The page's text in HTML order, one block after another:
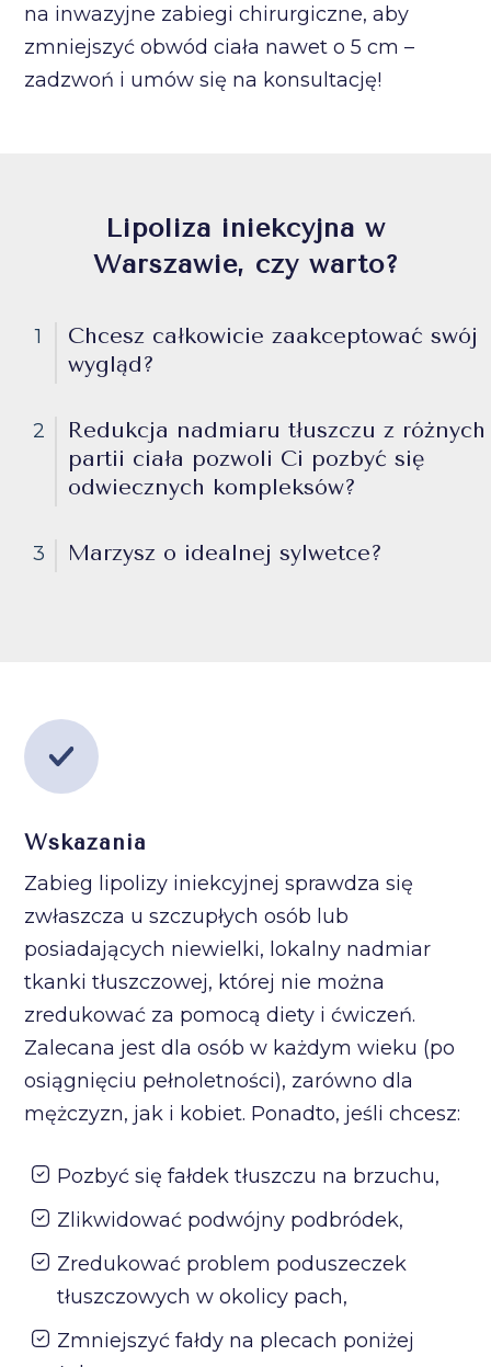
na inwazyjne zabiegi chirurgiczne, aby
zmniejszyć obwód ciała nawet o 5 cm –
zadzwoń i umów się na konsultację!
Lipoliza iniekcyjna w
Warszawie, czy warto?
1
Chcesz całkowicie zaakceptować swój
wygląd?
2
Redukcja nadmiaru tłuszczu z różnych
partii ciała pozwoli Ci pozbyć się
odwiecznych kompleksów?
3 Marzysz o idealnej sylwetce?
Wskazania
Zabieg lipolizy iniekcyjnej sprawdza się
zwłaszcza u szczupłych osób lub
posiadających niewielki, lokalny nadmiar
tkanki tłuszczowej, której nie można
zredukować za pomocą diety i ćwiczeń.
Zalecana jest dla osób w każdym wieku (po
osiągnięciu pełnoletności), zarówno dla
mężczyzn, jak i kobiet. Ponadto, jeśli chcesz:
Pozbyć się fałdek tłuszczu na brzuchu,
Zlikwidować podwójny podbródek,
Zredukować problem poduszeczek
tłuszczowych w okolicy pach,
Zmniejszyć fałdy na plecach poniżej